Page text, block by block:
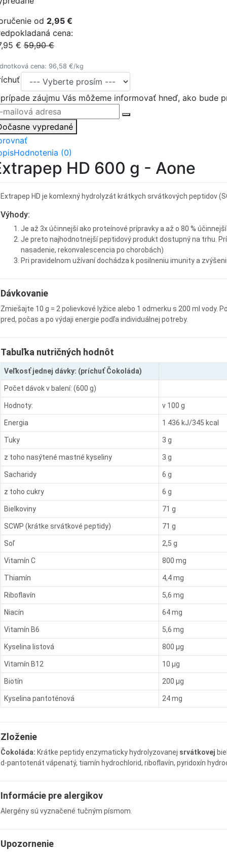
od 2,95 €
cena:
€ 59,90 €
cena: 96,58 €/kg
záujmu Vás môžeme informovať hneď, ako bude
vypredané
Hodnotenia (0)
HD 600 g - Aone
Extrapep HD je komlexný hydrolyzát krátkych srvátkových peptidov
Výhody:
Je až 3x účinnejší ako proteínové prípravky a až o 80 %
Je preto najhodnotnejší peptidový produkt dostupný na trhu.
nasadenie, rekonvalescencia po chorobách)
Pri pravidelnom užívaní dochádza k posilneniu imunity a
Dávkovanie
Zmiešajte 10 g = 2 polievkové lyžice alebo 1 odmerku s 200 ml
pred, počas a po výdaji energie podľa individuálnej potreby.
Tabuľka nutričných hodnôt
Veľkosť jednej dávky: (príchuť Čokoláda)
Počet dávok v balení: (600 g)
Hodnoty: v 100 g
Energia 1 436 kJ/345 kcal
Tuky 3 g
z toho nasýtené mastné kyseliny 3 g
Sacharidy 6 g
z toho cukry 6 g
Bielkoviny 71 g
SCWP (krátke srvátkové peptidy) 71 g
Soľ 2,5 g
Vitamín C 800 mg
Thiamín 4,4 mg
Riboflavín 5,6 mg
Niacín 64 mg
Vitamín B6 5,6 mg
Kyselina listová 800 µg
Vitamín B12 10 µg
Biotín 200 µg
Kyselina pantoténová 24 mg
Zloženie
Čokoláda: Krátke peptidy enzymaticky hydrolyzovanej srvátkovej
d-pantotenát vápenatý, tiamín hydrochlorid, riboflavín, pyridoxín
Informácie pre alergikov
Alergény sú vyznačené tučným písmom.
Upozornenie